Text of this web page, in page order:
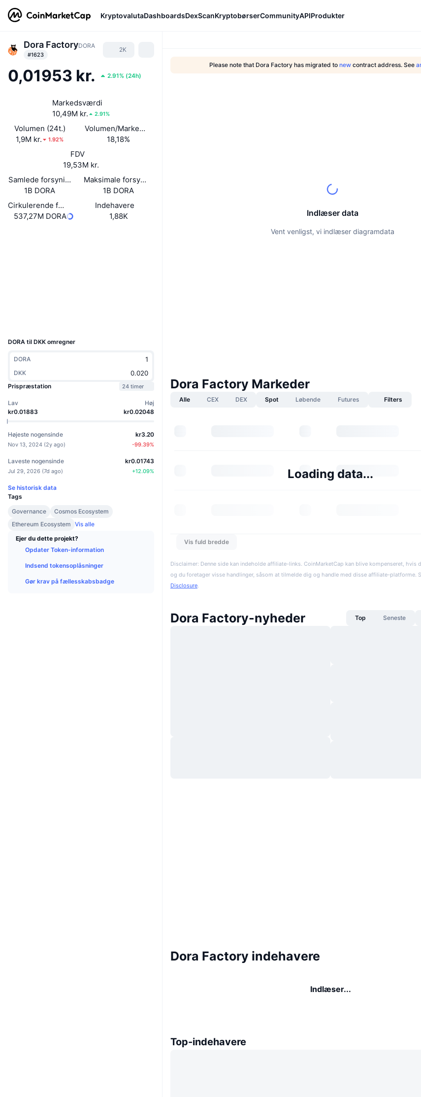
KryptovalutaDashboardsDexScanKryptobørserCommunityAPIProdukter
Dora FactoryDORA
#1623
2K
0,01953 kr. 2.91% (24h)
Markedsværdi
10,49M kr.
2.91%
Volumen (24t.)
1,9M kr.
1.92%
Volumen/Markedsværdi (24 timer)
18,18%
FDV
19,53M kr.
Samlede forsyning
1B DORA
Maksimale forsyning
1B DORA
Cirkulerende forsyning
537,27M DORA
Indehavere
1,88K
DORA til DKK omregner
DORA
DKK
Prispræstation
24 timer
Lav
kr0.01883
Høj
kr0.02048
Højeste nogensinde
Nov 13, 2024 (2y ago)
kr3.20
-99.39%
Laveste nogensinde
Jul 29, 2026 (7d ago)
kr0.01743
+12.09%
Se historisk data
Tags
Governance
Cosmos Ecosystem
Ethereum Ecosystem Vis alle
Ejer du dette projekt?
Opdater Token-information
Indsend tokensoplåsninger
Gør krav på fællesskabsbadge
Please note that Dora Factory has migrated to new contract address. See
Indlæser data
Vent venligst, vi indlæser diagramdata
Dora Factory Markeder
Alle CEX DEX Spot Løbende Futures Filters
Loading data...
Vis fuld bredde
Disclaimer: Denne side kan indeholde affiliate-links. CoinMarketCap kan blive kompenseret, hvis
og du foretager visse handlinger, såsom at tilmelde dig og handle med disse affiliate-platforme.
Disclosure.
Dora Factory-nyheder Top Seneste
Dora Factory indehavere
Indlæser...
Top-indehavere